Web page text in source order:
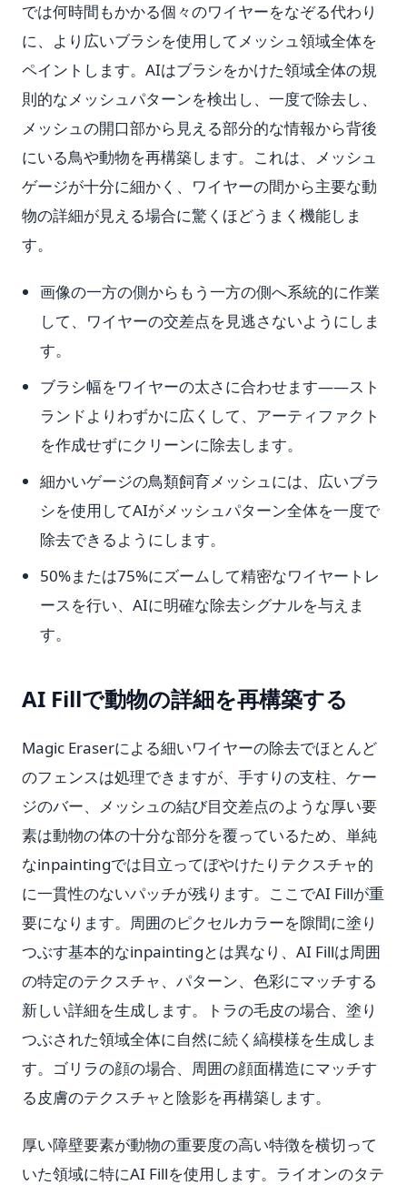
では何時間もかかる個々のワイヤーをなぞる代わり
に、より広いブラシを使用してメッシュ領域全体を
ペイントします。AIはブラシをかけた領域全体の規
則的なメッシュパターンを検出し、一度で除去し、
メッシュの開口部から見える部分的な情報から背後
にいる鳥や動物を再構築します。これは、メッシュ
ゲージが十分に細かく、ワイヤーの間から主要な動
物の詳細が見える場合に驚くほどうまく機能しま
す。
画像の一方の側からもう一方の側へ系統的に作業
して、ワイヤーの交差点を見逃さないようにしま
す。
ブラシ幅をワイヤーの太さに合わせます——スト
ランドよりわずかに広くして、アーティファクト
を作成せずにクリーンに除去します。
細かいゲージの鳥類飼育メッシュには、広いブラ
シを使用してAIがメッシュパターン全体を一度で
除去できるようにします。
50%または75%にズームして精密なワイヤートレ
ースを行い、AIに明確な除去シグナルを与えま
す。
AI Fillで動物の詳細を再構築する
Magic Eraserによる細いワイヤーの除去でほとんど
のフェンスは処理できますが、手すりの支柱、ケー
ジのバー、メッシュの結び目交差点のような厚い要
素は動物の体の十分な部分を覆っているため、単純
なinpaintingでは目立ってぼやけたりテクスチャ的
に一貫性のないパッチが残ります。ここでAI Fillが重
要になります。周囲のピクセルカラーを隙間に塗り
つぶす基本的なinpaintingとは異なり、AI Fillは周囲
の特定のテクスチャ、パターン、色彩にマッチする
新しい詳細を生成します。トラの毛皮の場合、塗り
つぶされた領域全体に自然に続く縞模様を生成しま
す。ゴリラの顔の場合、周囲の顔面構造にマッチす
る皮膚のテクスチャと陰影を再構築します。
厚い障壁要素が動物の重要度の高い特徴を横切って
いた領域に特にAI Fillを使用します。ライオンのタテ